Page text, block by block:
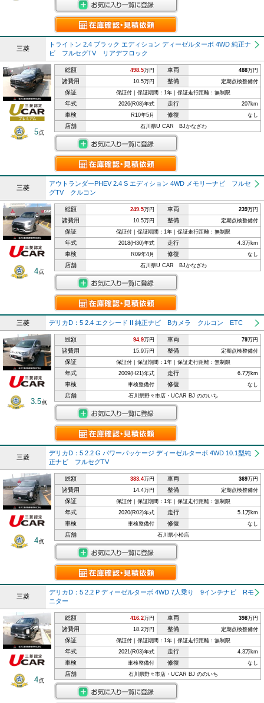
三菱
トライトン 2.4 ブラック エディション ディーゼルターボ 4WD 純正ナ
ビ フルセグTV リアデフロック
5点
総額 498.5万円 車両 488万円
諸費用 10.5万円 整備 定期点検整備付
保証 保証付｜保証期間：1年｜保証走行距離：無制限
年式 2026(R08)年式 走行 207km
車検 R10年5月 修復 なし
店舗 石川県U CAR BJかなざわ
三菱
アウトランダーPHEV 2.4 S エディション 4WD メモリーナビ フルセ
グTV クルコン
4点
総額 249.5万円 車両 239万円
諸費用 10.5万円 整備 定期点検整備付
保証 保証付｜保証期間：1年｜保証走行距離：無制限
年式 2018(H30)年式 走行 4.3万km
車検 R09年4月 修復 なし
店舗 石川県U CAR BJかなざわ
三菱 デリカD：5 2.4 エクシード II 純正ナビ Bカメラ クルコン ETC
3.5点
総額 94.9万円 車両 79万円
諸費用 15.9万円 整備 定期点検整備付
保証 保証付｜保証期間：1年｜保証走行距離：無制限
年式 2009(H21)年式 走行 6.7万km
車検 車検整備付 修復 なし
店舗 石川県野々市店・UCAR BJ ののいち
三菱
デリカD：5 2.2 G パワーパッケージ ディーゼルターボ 4WD 10.1型純
正ナビ フルセグTV
4点
総額 383.4万円 車両 369万円
諸費用 14.4万円 整備 定期点検整備付
保証 保証付｜保証期間：1年｜保証走行距離：無制限
年式 2020(R02)年式 走行 5.1万km
車検 車検整備付 修復 なし
店舗 石川県小松店
三菱
デリカD：5 2.2 P ディーゼルターボ 4WD 7人乗り 9インチナビ Rモ
ニター
4点
総額 416.2万円 車両 398万円
諸費用 18.2万円 整備 定期点検整備付
保証 保証付｜保証期間：1年｜保証走行距離：無制限
年式 2021(R03)年式 走行 4.3万km
車検 車検整備付 修復 なし
店舗 石川県野々市店・UCAR BJ ののいち